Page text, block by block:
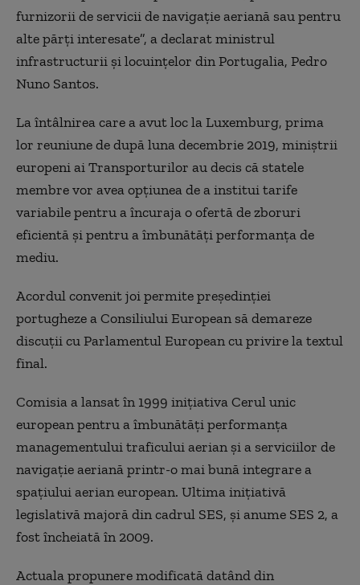
furnizorii de servicii de navigaţie aeriană sau pentru
alte părţi interesate”, a declarat ministrul
infrastructurii şi locuinţelor din Portugalia, Pedro
Nuno Santos.
La întâlnirea care a avut loc la Luxemburg, prima
lor reuniune de după luna decembrie 2019, miniştrii
europeni ai Transporturilor au decis că statele
membre vor avea opţiunea de a institui tarife
variabile pentru a încuraja o ofertă de zboruri
eficientă şi pentru a îmbunătăţi performanţa de
mediu.
Acordul convenit joi permite preşedinţiei
portugheze a Consiliului European să demareze
discuţii cu Parlamentul European cu privire la textul
final.
Comisia a lansat în 1999 iniţiativa Cerul unic
european pentru a îmbunătăţi performanţa
managementului traficului aerian şi a serviciilor de
navigaţie aeriană printr-o mai bună integrare a
spaţiului aerian european. Ultima iniţiativă
legislativă majoră din cadrul SES, şi anume SES 2, a
fost încheiată în 2009.
Actuala propunere modificată datând din